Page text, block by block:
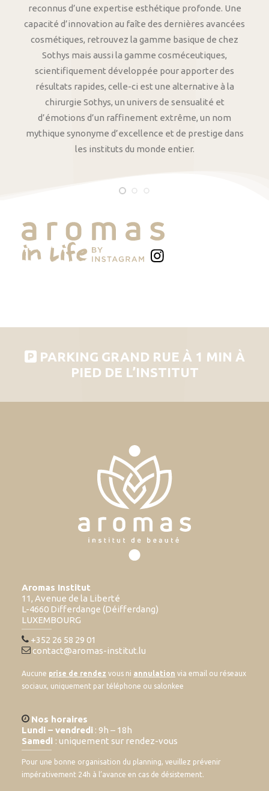
reconnus d’une expertise esthétique profonde. Une
capacité d’innovation au faîte des dernières avancées
cosmétiques, retrouvez la gamme basique de chez
Sothys mais aussi la gamme cosméceutiques,
scientifiquement développée pour apporter des
résultats rapides, celle-ci est une alternative à la
chirurgie Sothys, un univers de sensualité et
d’émotions d’un raffinement extrême, un nom
mythique synonyme d’excellence et de prestige dans
les instituts du monde entier.
PARKING GRAND RUE À 1 MIN À
PIED DE L’INSTITUT
Aromas Institut
11, Avenue de la Liberté
L-4660 Differdange (Déifferdang)
LUXEMBOURG
+352 26 58 29 01
contact@aromas-institut.lu
Aucune prise de rendez vous ni annulation via email ou réseaux
sociaux, uniquement par téléphone ou salonkee
Nos horaires
Lundi – vendredi : 9h – 18h
Samedi : uniquement sur rendez-vous
Pour une bonne organisation du planning, veuillez prévenir
impérativement 24h à l’avance en cas de désistement.